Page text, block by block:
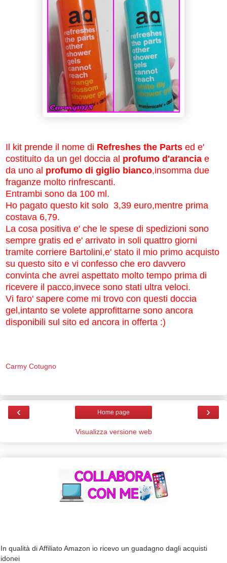
Il kit prende il nome di Refreshes the Parts ed e'
costituito da un gel doccia al profumo d'arancia e
da uno al profumo di giglio bianco,insomma due
fraganze molto rinfrescanti.
Entrambi sono da 100 ml.
Ho pagato questo kit solo 3,39 euro,mentre prima
costava 6,79.
La cosa positiva e' che le spese di spedizioni sono
sempre gratis ed e' arrivato in soli quattro giorni
tramite corriere Bartolini,e' stato il mio primo acquisto
su questo sito e vi confesso che ero davvero
convinta che avrei aspettato molto tempo prima di
ricevere il pacco,invece sono stati ultra veloci.
Vi faro' sapere come mi trovo con questi doccia
gel,intanto se volete approfittarne sono ancora
disponibili sul sito ed ancora in offerta :)
Carmy Cotugno
‹ ›
Home page
Visualizza versione web
In qualità di Affiliato Amazon io ricevo un guadagno dagli acquisti
idonei